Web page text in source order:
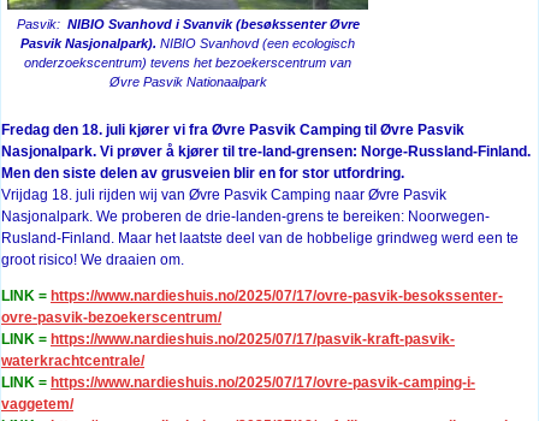
Pasvik: NIBIO Svanhovd i Svanvik (besøkssenter Øvre
Pasvik Nasjonalpark). NIBIO Svanhovd (een ecologisch
onderzoekscentrum) tevens het bezoekerscentrum van
Øvre Pasvik Nationaalpark
Fredag den 18. juli kjører vi fra Øvre Pasvik Camping til Øvre Pasvik
Nasjonalpark. Vi prøver å kjører til tre-land-grensen: Norge-Russland-Finland.
Men den siste delen av grusveien blir en for stor utfordring.
Vrijdag 18. juli rijden wij van Øvre Pasvik Camping naar Øvre Pasvik
Nasjonalpark. We proberen de drie-landen-grens te bereiken: Noorwegen-
Rusland-Finland. Maar het laatste deel van de hobbelige grindweg werd een te
groot risico! We draaien om.
LINK = https://www.nardieshuis.no/2025/07/17/ovre-pasvik-besokssenter-
ovre-pasvik-bezoekerscentrum/
LINK = https://www.nardieshuis.no/2025/07/17/pasvik-kraft-pasvik-
waterkrachtcentrale/
LINK = https://www.nardieshuis.no/2025/07/17/ovre-pasvik-camping-i-
vaggetem/